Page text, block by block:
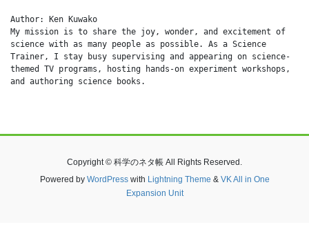
Author: Ken Kuwako
My mission is to share the joy, wonder, and excitement of
science with as many people as possible. As a Science
Trainer, I stay busy supervising and appearing on science-
themed TV programs, hosting hands-on experiment workshops,
and authoring science books.
Copyright © 科学のネタ帳 All Rights Reserved.
Powered by WordPresswith Lightning Theme & VK All in One
Expansion Unit